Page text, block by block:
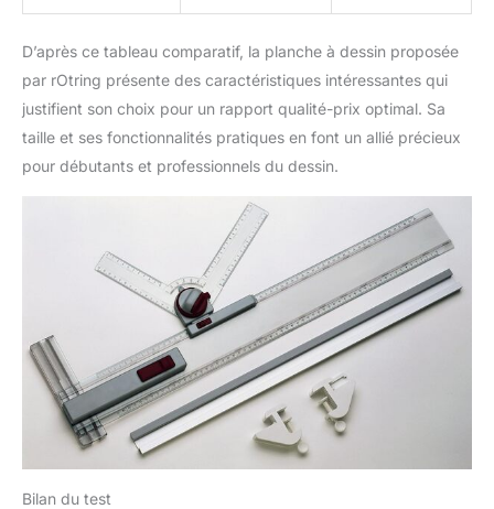
D’après ce tableau comparatif, la planche à dessin proposée
par rOtring présente des caractéristiques intéressantes qui
justifient son choix pour un rapport qualité-prix optimal. Sa
taille et ses fonctionnalités pratiques en font un allié précieux
pour débutants et professionnels du dessin.
Bilan du test